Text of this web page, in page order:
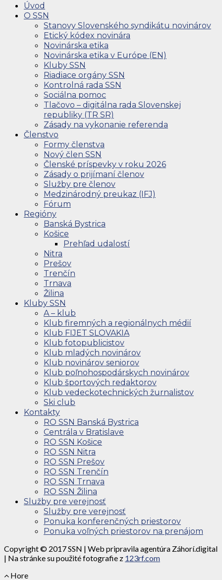
Úvod
O SSN
Stanovy Slovenského syndikátu novinárov
Etický kódex novinára
Novinárska etika
Novinárska etika v Európe (EN)
Kluby SSN
Riadiace orgány SSN
Kontrolná rada SSN
Sociálna pomoc
Tlačovo – digitálna rada Slovenskej
republiky (TR SR)
Zásady na vykonanie referenda
Členstvo
Formy členstva
Nový člen SSN
Členské príspevky v roku 2026
Zásady o prijímaní členov
Služby pre členov
Medzinárodný preukaz (IFJ)
Fórum
Regióny
Banská Bystrica
Košice
Prehľad udalostí
Nitra
Prešov
Trenčín
Trnava
Žilina
Kluby SSN
A – klub
Klub firemných a regionálnych médií
Klub FIJET SLOVAKIA
Klub fotopublicistov
Klub mladých novinárov
Klub novinárov seniorov
Klub poľnohospodárskych novinárov
Klub športových redaktorov
Klub vedeckotechnických žurnalistov
Ski club
Kontakty
RO SSN Banská Bystrica
Centrála v Bratislave
RO SSN Košice
RO SSN Nitra
RO SSN Prešov
RO SSN Trenčín
RO SSN Trnava
RO SSN Žilina
Služby pre verejnosť
Služby pre verejnosť
Ponuka konferenčných priestorov
Ponuka voľných priestorov na prenájom
Copyright © 2017 SSN | Web pripravila agentúra Záhorí.digital
| Na stránke su použité fotografie z 123rf.com
Hore